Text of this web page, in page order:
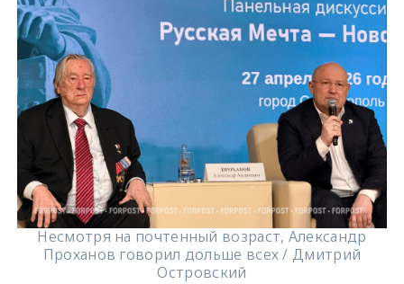
Несмотря на почтенный возраст, Александр
Проханов говорил дольше всех / Дмитрий
Островский